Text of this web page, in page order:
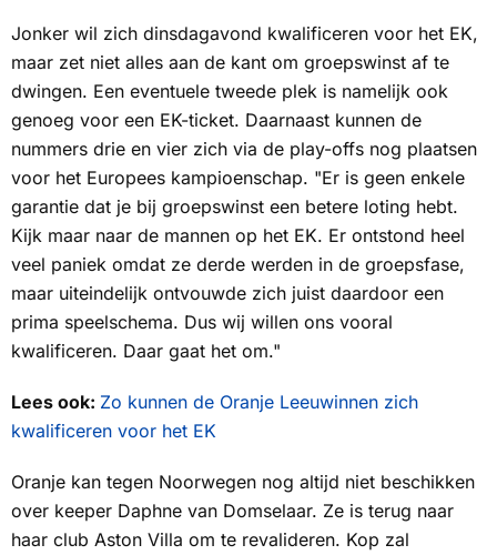
Jonker wil zich dinsdagavond kwalificeren voor het EK,
maar zet niet alles aan de kant om groepswinst af te
dwingen. Een eventuele tweede plek is namelijk ook
genoeg voor een EK-ticket. Daarnaast kunnen de
nummers drie en vier zich via de play-offs nog plaatsen
voor het Europees kampioenschap. "Er is geen enkele
garantie dat je bij groepswinst een betere loting hebt.
Kijk maar naar de mannen op het EK. Er ontstond heel
veel paniek omdat ze derde werden in de groepsfase,
maar uiteindelijk ontvouwde zich juist daardoor een
prima speelschema. Dus wij willen ons vooral
kwalificeren. Daar gaat het om."
Lees ook: Zo kunnen de Oranje Leeuwinnen zich
kwalificeren voor het EK
Oranje kan tegen Noorwegen nog altijd niet beschikken
over keeper Daphne van Domselaar. Ze is terug naar
haar club Aston Villa om te revalideren. Kop zal